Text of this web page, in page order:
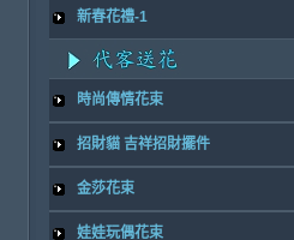
新春花禮-1
時尚傳情花束
招財貓 吉祥招財擺件
金莎花束
娃娃玩偶花束